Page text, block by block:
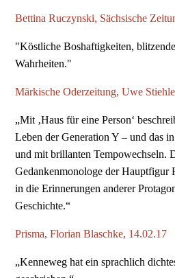
Bettina Ruczynski, Sächsische
"Köstliche Boshaftigkeiten,
Wahrheiten."
Märkische Oderzeitung, Uwe
„Mit ‚Haus für eine Person‘
Leben der Generation Y – und das
und mit brillanten Tempowechseln.
Gedankenmonologe der Hauptfigur
in die Erinnerungen anderer
Geschichte.“
Prisma, Florian Blaschke, 14.02.17
„Kenneweg hat ein sprachlich